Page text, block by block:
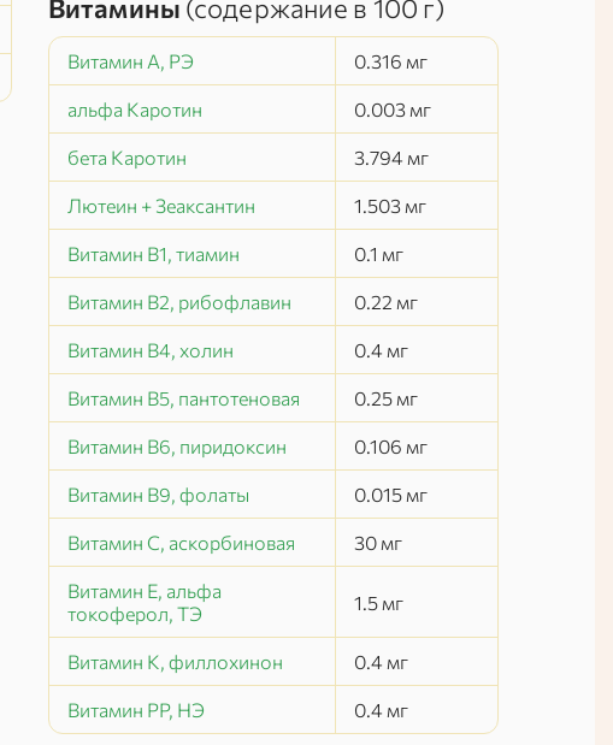
Витамины (содержание в 100 г)
Витамин А, РЭ 0.316 мг
альфа Каротин 0.003 мг
бета Каротин 3.794 мг
Лютеин + Зеаксантин 1.503 мг
Витамин В1, тиамин 0.1 мг
Витамин В2, рибофлавин 0.22 мг
Витамин В4, холин 0.4 мг
Витамин В5, пантотеновая 0.25 мг
Витамин В6, пиридоксин 0.106 мг
Витамин В9, фолаты 0.015 мг
Витамин C, аскорбиновая 30 мг
Витамин Е, альфа
токоферол, ТЭ
1.5 мг
Витамин К, филлохинон 0.4 мг
Витамин РР, НЭ 0.4 мг